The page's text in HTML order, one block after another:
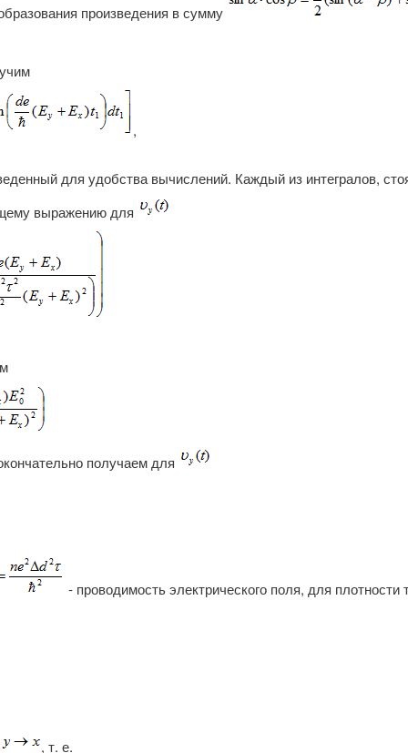
произведения в сумму
,
для удобства вычислений. Каждый из интегралов,
выражению для
получаем для
- проводимость электрического поля, для плотности
, т. е.